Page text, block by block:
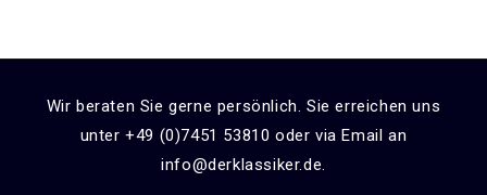
Wir beraten Sie gerne persönlich. Sie erreichen uns
unter +49 (0)7451 53810 oder via Email an
info@derklassiker.de.